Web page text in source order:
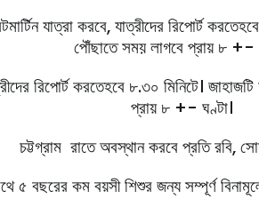
যাত্রা করবে, যাত্রীদের রিপোর্ট
পৌঁছাতে সময় লাগবে প্রায় ৮ +-
রিপোর্ট করতেহবে ৮.৩০ মিনিটে।
প্রায় ৮ +- ঘণ্টা।
চট্টগ্রাম রাতে অবস্থান করবে প্রতি রবি,
৫ বছরের কম বয়সী শিশুর জন্য সম্পূর্ণ